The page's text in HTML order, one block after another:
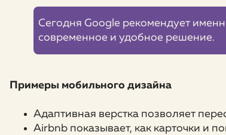
Сегодня Google рекомендует
современное и удобное решение.
Примеры мобильного дизайна
Адаптивная верстка позволяет
Airbnb показывает, как карточки и